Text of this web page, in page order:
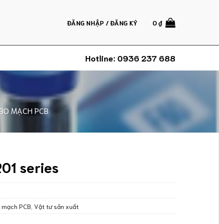
ĐĂNG NHẬP / ĐĂNG KÝ 0₫
Hotline: 0936 237 688
MẠCH PCB
series
PCB Vật tư sản xuất